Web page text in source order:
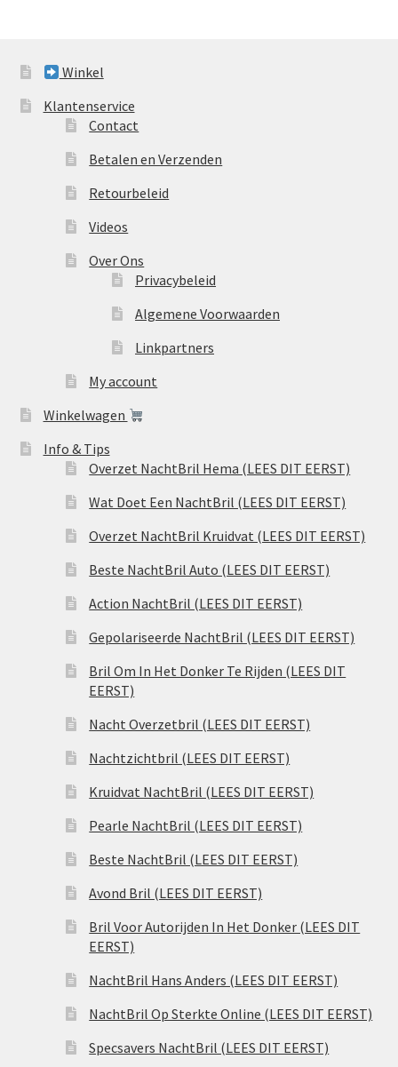
Winkel
Klantenservice
Contact
Betalen en Verzenden
Retourbeleid
Videos
Over Ons
Privacybeleid
Algemene Voorwaarden
Linkpartners
My account
Winkelwagen
Info & Tips
Overzet NachtBril Hema (LEES DIT EERST)
Wat Doet Een NachtBril (LEES DIT EERST)
Overzet NachtBril Kruidvat (LEES DIT EERST)
Beste NachtBril Auto (LEES DIT EERST)
Action NachtBril (LEES DIT EERST)
Gepolariseerde NachtBril (LEES DIT EERST)
Bril Om In Het Donker Te Rijden (LEES DIT
EERST)
Nacht Overzetbril (LEES DIT EERST)
Nachtzichtbril (LEES DIT EERST)
Kruidvat NachtBril (LEES DIT EERST)
Pearle NachtBril (LEES DIT EERST)
Beste NachtBril (LEES DIT EERST)
Avond Bril (LEES DIT EERST)
Bril Voor Autorijden In Het Donker (LEES DIT
EERST)
NachtBril Hans Anders (LEES DIT EERST)
NachtBril Op Sterkte Online (LEES DIT EERST)
Specsavers NachtBril (LEES DIT EERST)